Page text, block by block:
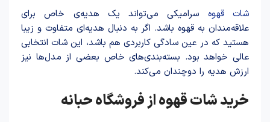
شات قهوه سرامیکی می‌تواند یک هدیه‌ی خاص برای
علاقه‌مندان به قهوه باشد. اگر به دنبال هدیه‌ای متفاوت و زیبا
هستید که در عین سادگی کاربردی هم باشد، این شات انتخابی
عالی خواهد بود. بسته‌بندی‌های خاص بعضی از مدل‌ها نیز
ارزش هدیه را دوچندان می‌کند.
خرید شات قهوه از فروشگاه حبانه